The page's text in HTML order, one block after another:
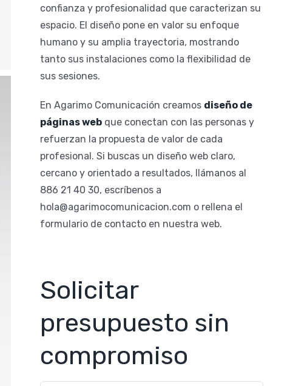
confianza y profesionalidad que caracterizan su
espacio. El diseño pone en valor su enfoque
humano y su amplia trayectoria, mostrando
tanto sus instalaciones como la flexibilidad de
sus sesiones.
En Agarimo Comunicación creamos diseño de
páginas webque conectan con las personas y
refuerzan la propuesta de valor de cada
profesional. Si buscas un diseño web claro,
cercano y orientado a resultados, llámanos al
886 21 40 30, escríbenos a
hola@agarimocomunicacion.com o rellena el
formulario de contacto en nuestra web.
Solicitar
presupuesto sin
compromiso